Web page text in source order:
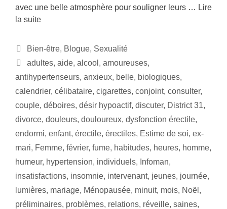
avec une belle atmosphère pour souligner leurs … Lire
la suite
Bien-être, Blogue, Sexualité
adultes, aide, alcool , amoureuses,
antihypertenseurs, anxieux, belle, biologiques,
calendrier, célibataire, cigarettes, conjoint, consulter,
couple, déboires, désir hypoactif, discuter, District 31,
divorce, douleurs, douloureux, dysfonction érectile,
endormi, enfant, érectile, érectiles, Estime de soi, ex-
mari, Femme, février, fume, habitudes, heures, homme,
humeur, hypertension, individuels, Infoman,
insatisfactions, insomnie, intervenant, jeunes, journée,
lumières, mariage, Ménopausée, minuit, mois, Noël ,
préliminaires, problèmes, relations, réveille, saines,